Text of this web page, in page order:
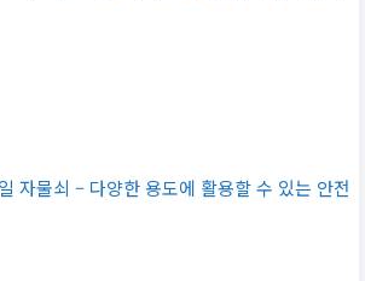
자물쇠 – 다양한 용도에 활용할 수 있는 안전